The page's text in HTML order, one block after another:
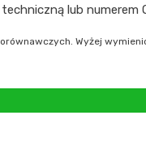
lub numerem
Wyżej